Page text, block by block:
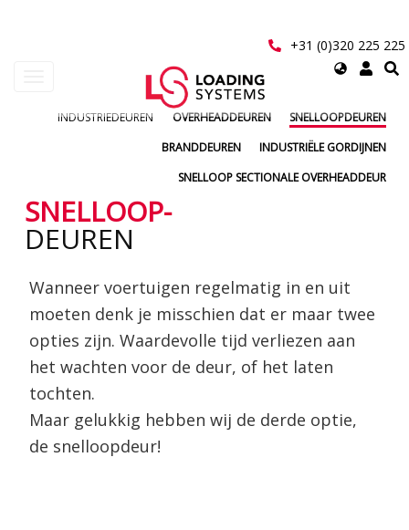
+31 (0)320 225 225
Select
INDUSTRIEDEUREN OVERHEADDEUREN
SNELLOOPDEUREN
BRANDDEUREN
INDUSTRIËLE GORDIJNEN
SNELLOOP SECTIONALE OVERHEADDEUR
SNELLOOP-
DEUREN
Wanneer voertuigen regelmatig in en uit
moeten denk je misschien dat er maar twee
opties zijn. Waardevolle tijd verliezen aan
het wachten voor de deur, of het laten
tochten.
Maar gelukkig hebben wij de derde optie,
de snelloopdeur!